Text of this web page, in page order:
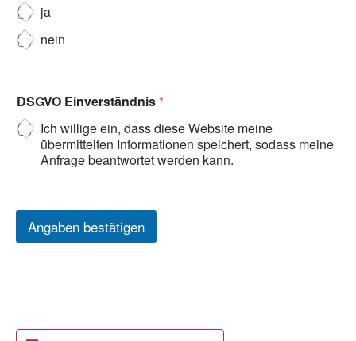
ja
nein
DSGVO Einverständnis*
Ich willige ein, dass diese Website meine
übermittelten Informationen speichert, sodass meine
Anfrage beantwortet werden kann.
Angaben bestätigen